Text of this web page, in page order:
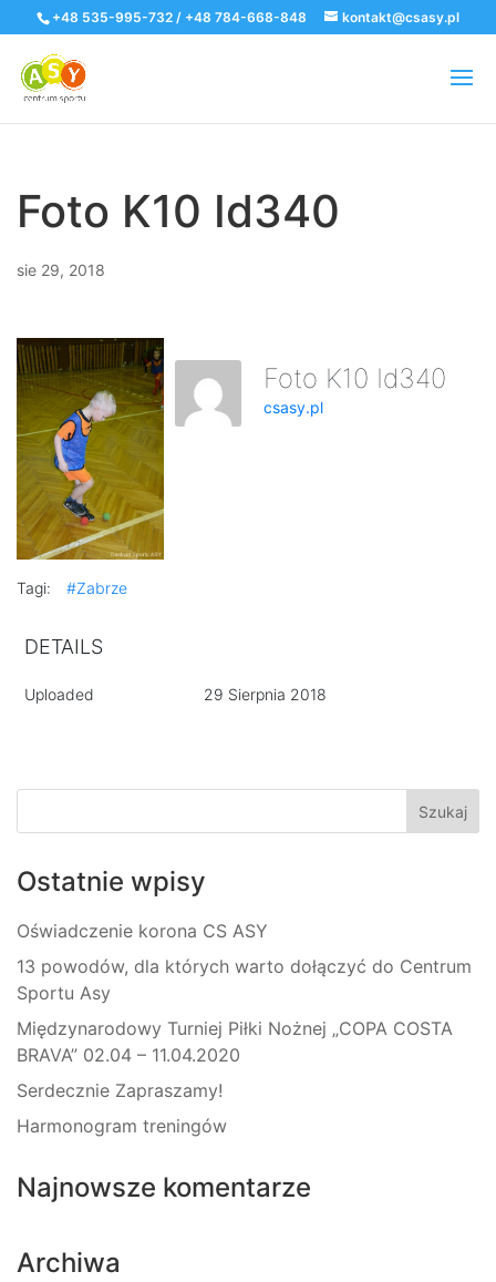
+48 535-995-732 / +48 784-668-848 kontakt@csasy.pl
Foto K10 Id340
sie 29, 2018
Foto K10 Id340
csasy.pl
Tagi: #Zabrze
DETAILS
Uploaded 29 Sierpnia 2018
Ostatnie wpisy
Oświadczenie korona CS ASY
13 powodów, dla których warto dołączyć do Centrum
Sportu Asy
Międzynarodowy Turniej Piłki Nożnej „COPA COSTA
BRAVA” 02.04 – 11.04.2020
Serdecznie Zapraszamy!
Harmonogram treningów
Najnowsze komentarze
Archiwa